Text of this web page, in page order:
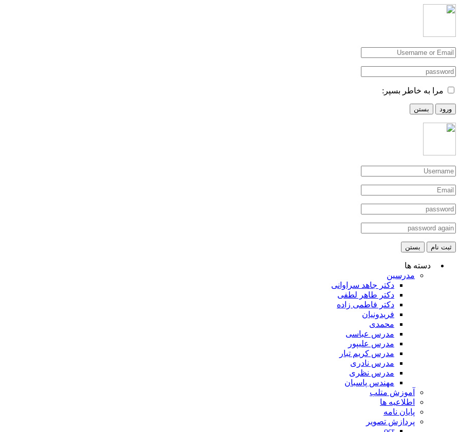
مرا به خاطر بسپر:
ورود بستن
ثبت نام بستن
دسته ها
مدرسین
دکتر جاهد سراوانی
دکتر طاهر لطفی
دکتر فاطمی زاده
فریدونیان
محمدی
مدرس عباسی
مدرس علیپور
مدرس کریم تبار
مدرس نادری
مدرس نظری
مهندس پاسبان
آموزش متلب
اطلاعیه ها
پایان نامه
پردازش تصویر